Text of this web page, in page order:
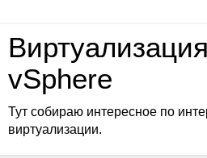
vSphere
Тут собираю интересное по
виртуализации.